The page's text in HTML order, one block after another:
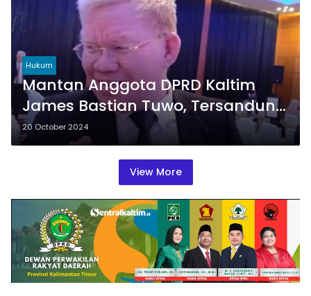
Hukum
Mantan Anggota DPRD Kaltim
James Bastian Tuwo, Tersandung
Kasus ITE Dan Ditahan Di Rutan
Samarinda
20 October 2024
View More